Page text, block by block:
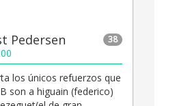
38
Pedersen
los únicos refuerzos que
son a higuain (federico)